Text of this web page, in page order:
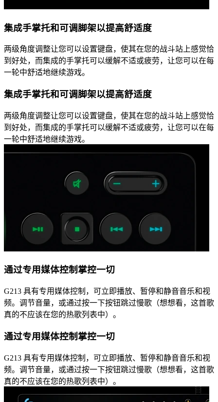
集成手掌托和可调脚架以提高舒适度
两级角度调整让您可以设置键盘，使其在您的战斗站上感觉恰
到好处，而集成的手掌托可以缓解不适或疲劳，让您可以在每
一轮中舒适地继续游戏。
集成手掌托和可调脚架以提高舒适度
两级角度调整让您可以设置键盘，使其在您的战斗站上感觉恰
到好处，而集成的手掌托可以缓解不适或疲劳，让您可以在每
一轮中舒适地继续游戏。
通过专用媒体控制掌控一切
G213 具有专用媒体控制，可立即播放、暂停和静音音乐和视
频。调节音量，或通过按一下按钮跳过慢歌（想想看，这首歌
真的不应该在您的热歌列表中）。
通过专用媒体控制掌控一切
G213 具有专用媒体控制，可立即播放、暂停和静音音乐和视
频。调节音量，或通过按一下按钮跳过慢歌（想想看，这首歌
真的不应该在您的热歌列表中）。